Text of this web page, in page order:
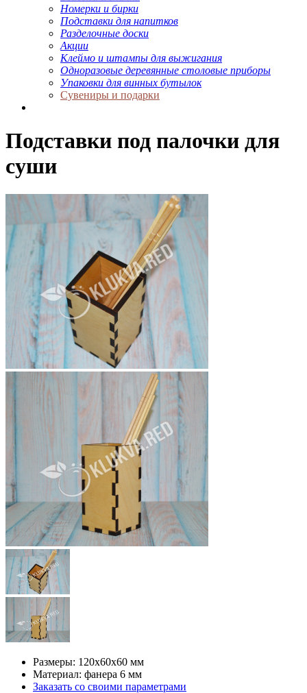
Номерки и бирки
Подставки для напитков
Разделочные доски
Акции
Клеймо и штампы для выжигания
Одноразовые деревянные столовые приборы
Упаковки для винных бутылок
Сувениры и подарки
Подставки под палочки для
суши
Размеры: 120х60х60 мм
Материал: фанера 6 мм
Заказать со своими параметрами